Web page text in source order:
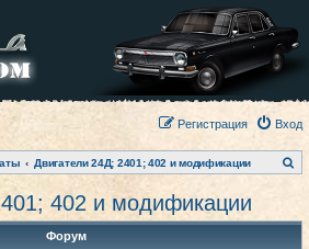
Вход
Регистрация
Двигатели 24Д; 2401; 402 и модификации
о
402 и модификации
Форум